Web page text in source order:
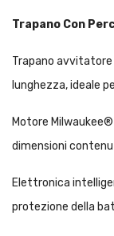
Trapano Con
Trapano
lunghezza, ideale
Motore
dimensioni
Elettronica
protezione della